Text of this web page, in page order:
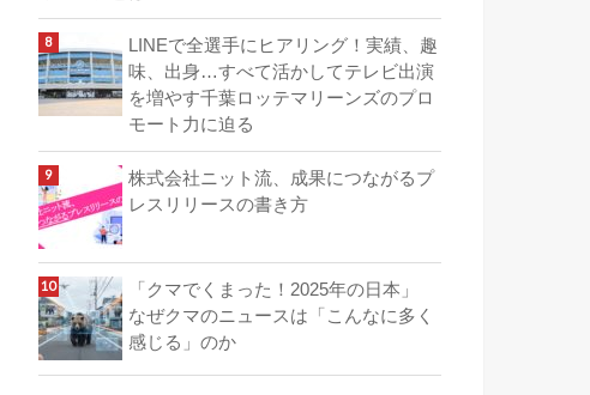
LINEで全選手にヒアリング！実績、趣
味、出身…すべて活かしてテレビ出演
を増やす千葉ロッテマリーンズのプロ
モート力に迫る
株式会社ニット流、成果につながるプ
レスリリースの書き方
「クマでくまった！2025年の日本」
なぜクマのニュースは「こんなに多く
感じる」のか